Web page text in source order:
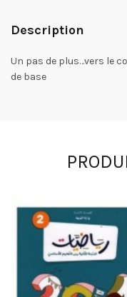
Description
Un pas de plus…vers le
de base